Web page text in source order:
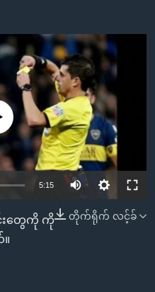
ား
available
5:15
တိုက်ရိုက် လင့်ခ်
းတွေကို ကို